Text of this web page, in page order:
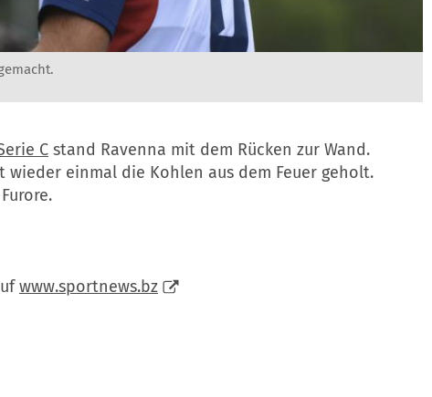
C stand Ravenna mit dem Rücken zur Wand.
wieder einmal die Kohlen aus dem Feuer geholt.
www.sportnews.bz